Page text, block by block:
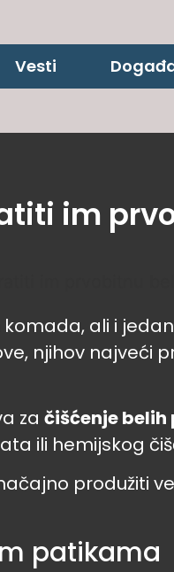
Vesti
im
ali i
njihov najveći
za čišćenje
ili hemijskog
produžiti
patikama